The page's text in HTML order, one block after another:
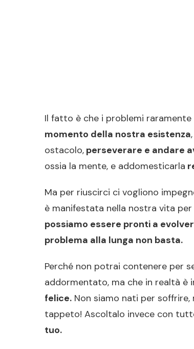
Il fatto è che i problemi raramente
momento della nostra esistenza
ostacolo, perseverare e andare
ossia la mente, e addomesticarla
Ma per riuscirci ci vogliono
è manifestata nella nostra vita
possiamo essere pronti a
problema alla lunga non basta.
Perché non potrai contenere per
addormentato, ma che in realtà è
felice. Non siamo nati per
tappeto! Ascoltalo invece con
tuo.